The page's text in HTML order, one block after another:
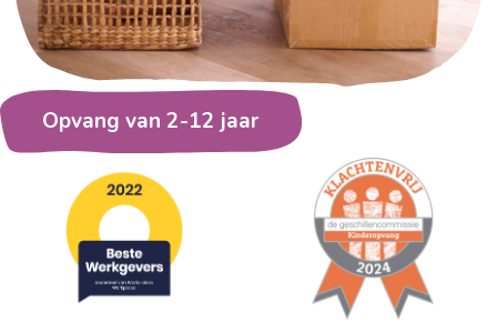
Opvang van 2-12 jaar